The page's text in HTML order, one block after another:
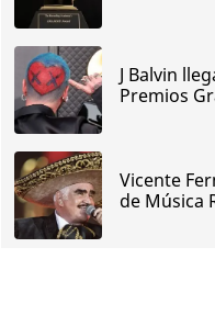
J Balvin
Premios
Vicente
de Música